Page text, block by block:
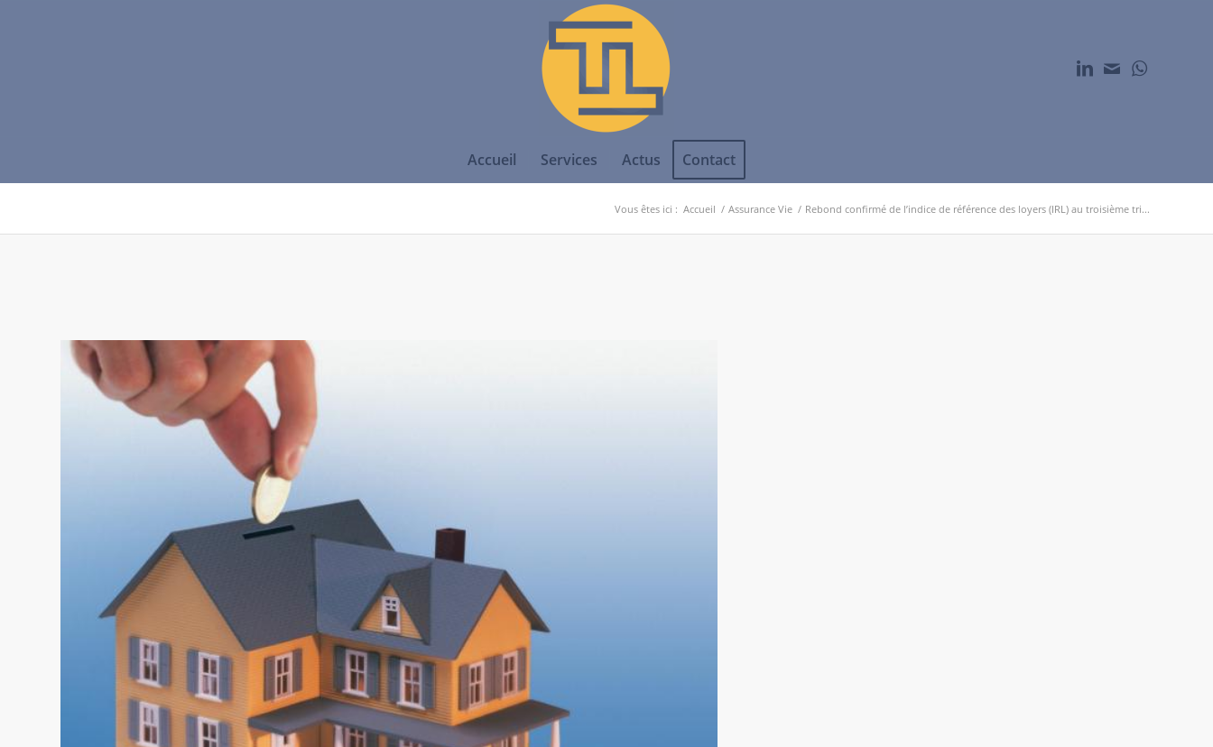
Accueil Services Actus Contact
Vous êtes ici : Accueil / Assurance Vie / Rebond confirmé de l’indice de référence des loyers (IRL) au troisième tri...